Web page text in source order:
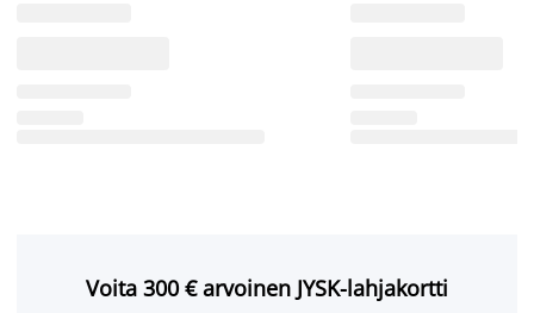
Voita 300 € arvoinen JYSK-lahjakortti